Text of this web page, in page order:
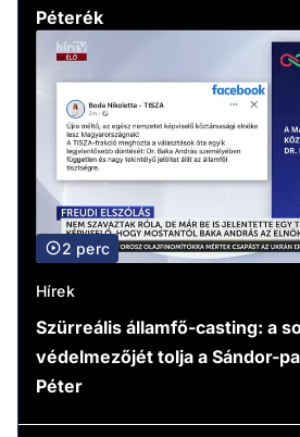
Péterék
2 perc
Hírek
Szürreális államfő-casting: a
védelmezőjét tolja a Sándor-
Péter